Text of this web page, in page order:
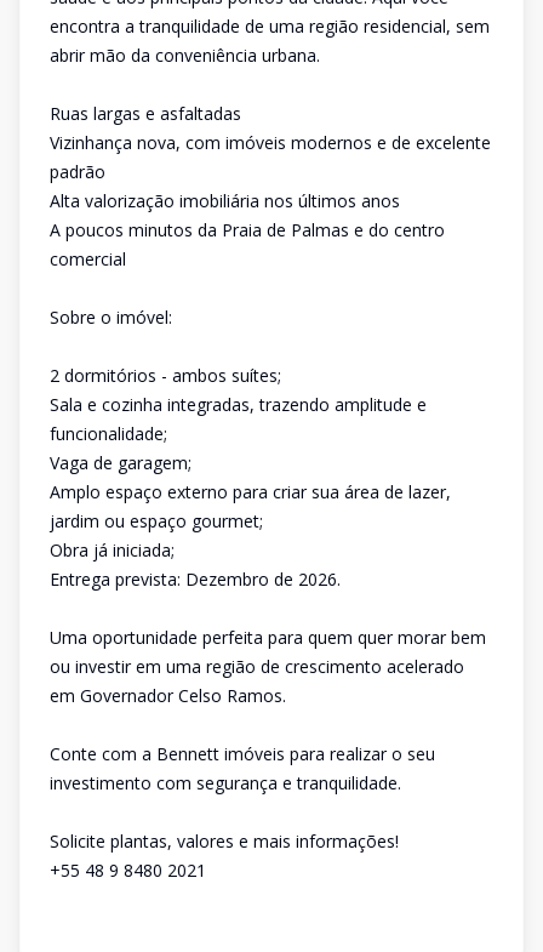
encontra a tranquilidade de uma região residencial, sem
abrir mão da conveniência urbana.
Ruas largas e asfaltadas
Vizinhança nova, com imóveis modernos e de excelente
padrão
Alta valorização imobiliária nos últimos anos
A poucos minutos da Praia de Palmas e do centro
comercial
Sobre o imóvel:
2 dormitórios - ambos suítes;
Sala e cozinha integradas, trazendo amplitude e
funcionalidade;
Vaga de garagem;
Amplo espaço externo para criar sua área de lazer,
jardim ou espaço gourmet;
Obra já iniciada;
Entrega prevista: Dezembro de 2026.
Uma oportunidade perfeita para quem quer morar bem
ou investir em uma região de crescimento acelerado
em Governador Celso Ramos.
Conte com a Bennett imóveis para realizar o seu
investimento com segurança e tranquilidade.
Solicite plantas, valores e mais informações!
+55 48 9 8480 2021